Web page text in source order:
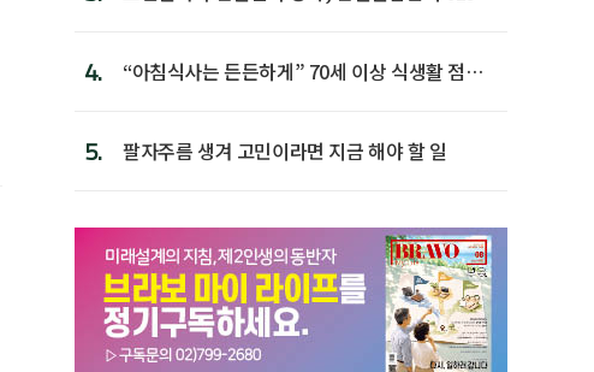
4.
“아침식사는 든든하게” 70세 이상 식생활 점수
5. 팔자주름 생겨 고민이라면 지금 해야 할 일